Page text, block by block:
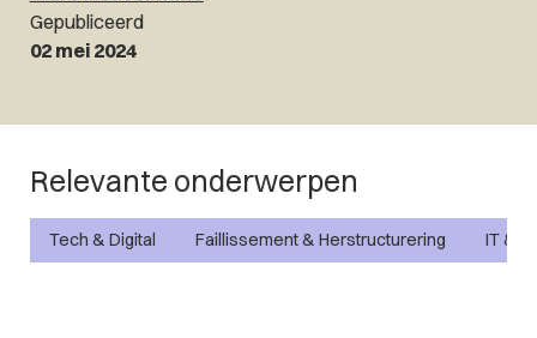
Gepubliceerd
02 mei 2024
Relevante onderwerpen
Tech & Digital Faillissement & Herstructurering IT &